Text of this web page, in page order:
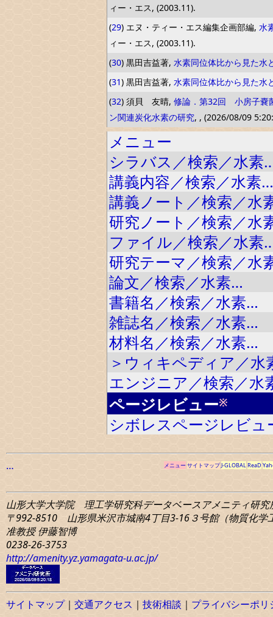
ィー・エス, (2003.11).
(29) エヌ・ティー・エス編集企画部編, 水
ィー・エス, (2003.11).
(30) 黒田吉益著, 水素同位体比から見た水
(31) 黒田吉益著, 水素同位体比から見た水
(32) 須貝 友晴, 修論．第32回 小房子嚢
ン関連炭化水素の研究, , (2026/08/09
メニュー
シラバス／検索／水素
講義内容／検索／水素…
講義ノート／検索／水
研究ノート／検索／水
ファイル／検索／水素
研究テーマ／検索／水
論文／検索／水素…
書籍名／検索／水素…
雑誌名／検索／水素…
材料名／検索／水素…
＞ウィキペディア／水
エンジニア／検索／水
ページレビュー※
シボレスページレビ
… メニューサイトマップJ-GLOBALReaD
山形大学大学院 理工学研究科データベースアメニティ研究
〒992-8510 山形県米沢市城南4丁目3-16３号館（物質化学
准教授 伊藤智博
0238-26-3753
http://amenity.yz.yamagata-u.ac.jp/
サイトマップ｜ 交通アクセス ｜ 技術相談 ｜ プライバシーポリ